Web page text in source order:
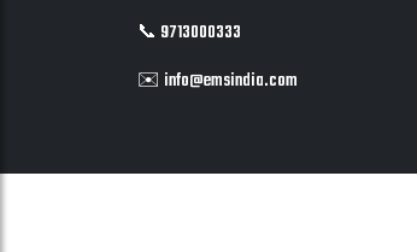
📞 9713000333
✉️ info@emsindia.com